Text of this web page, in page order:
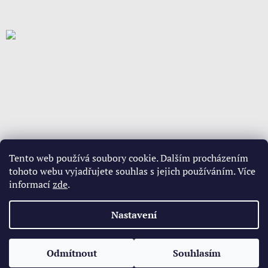
Tento web používá soubory cookie. Dalším procházením
tohoto webu vyjadřujete souhlas s jejich používáním. Více
informacízde.
Nastavení
Odmítnout Souhlasím
www.babypovleceni.cz
vyhrazena.
Upravit nastavení cookies